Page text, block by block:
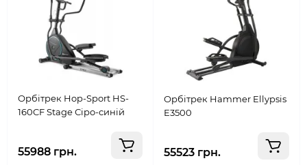
Орбітрек Hop-Sport HS-
160CF Stage Сіро-синій
55988 грн.
Орбітрек Hammer Ellypsis
E3500
55523 грн.